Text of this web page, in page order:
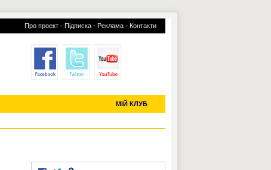
Про проект - Підписка - Реклама - Контакти
МІЙ КЛУБ
УСІ ТРАНСФЕРИ